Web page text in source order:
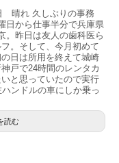
晴れ 久しぶりの事務
日から仕事半分で兵庫県
。昨日は友人の歯科医ら
。そして、今月初めて
日は所用を終えて城崎
戸で24時間のレンタカ
と思っていたので実行
ンドルの車にしか乗っ
読む